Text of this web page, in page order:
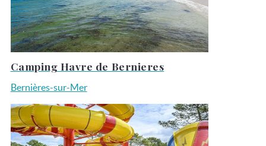
Camping Havre de Bernieres
Bernières-sur-Mer